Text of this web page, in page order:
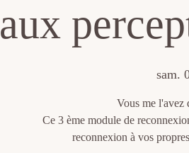
aux
sam.
Vous me l'avez
Ce 3 ème module de
reconnexion à vos